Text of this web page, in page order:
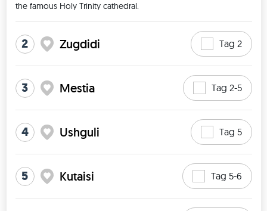
the famous Holy Trinity cathedral.
2 Zugdidi Tag 2
3 Mestia Tag 2-5
4 Ushguli Tag 5
5 Kutaisi Tag 5-6